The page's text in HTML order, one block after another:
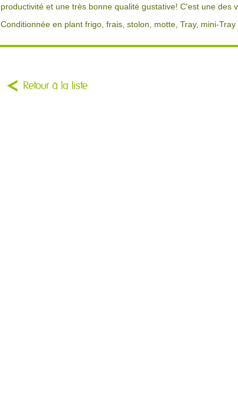
productivité et une très bonne qualité gustative! C'est une des
Conditionnée en plant frigo, frais, stolon, motte, Tray, mini-Tray
Retour à la liste